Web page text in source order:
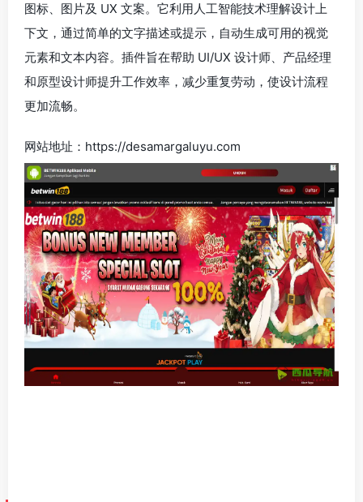
图标、图片及 UX 文案。它利用人工智能技术理解设计上
下文，通过简单的文字描述或提示，自动生成可用的视觉
元素和文本内容。插件旨在帮助 UI/UX 设计师、产品经理
和原型设计师提升工作效率，减少重复劳动，使设计流程
更加流畅。
网站地址：https://desamargaluyu.com